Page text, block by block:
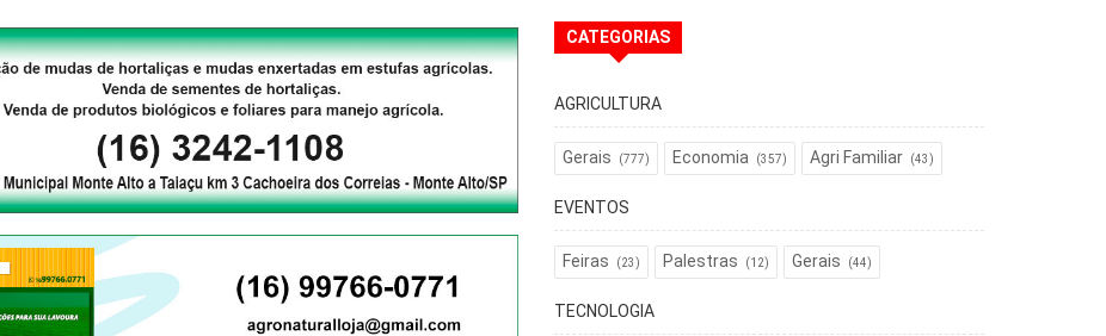
CATEGORIAS
AGRICULTURA
Gerais (777) Economia (357) Agri Familiar (43)
EVENTOS
Feiras (23) Palestras (12) Gerais (44)
TECNOLOGIA